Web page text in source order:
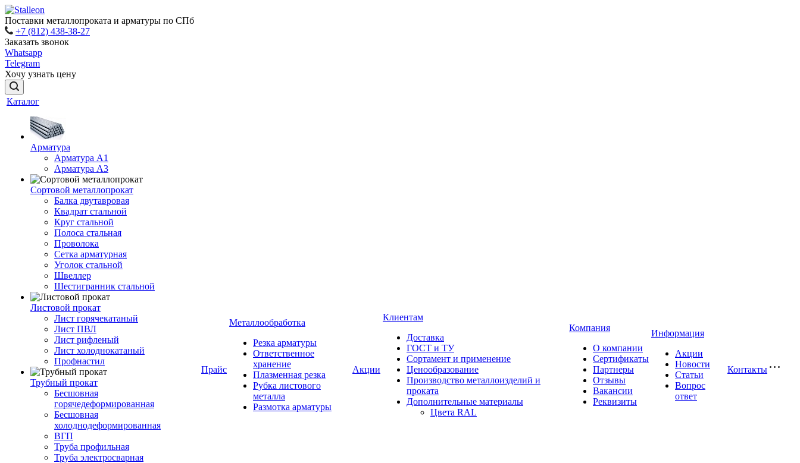
Поставки металлопроката и арматуры по СПб
+7 (812) 438-38-27
Заказать звонок
Whatsapp
Telegram
Хочу узнать цену
Каталог
Арматура
Арматура A1
Арматура А3
Сортовой металлопрокат
Балка двутавровая
Квадрат стальной
Круг стальной
Полоса стальная
Проволока
Сетка арматурная
Уголок стальной
Швеллер
Шестигранник стальной
Листовой прокат
Лист горячекатаный
Лист ПВЛ
Лист рифленый
Лист холоднокатаный
Профнастил
Трубный прокат
Бесшовная
горячедеформированная
Бесшовная
холоднодеформированная
ВГП
Труба профильная
Труба электросварная
Прайс
Металлообработка
Резка арматуры
Ответственное
хранение
Плазменная резка
Рубка листового
металла
Размотка арматуры
Акции
Клиентам
Доставка
ГОСТ и ТУ
Сортамент и применение
Ценообразование
Производство металлоизделий и
проката
Дополнительные материалы
Цвета RAL
Компания
О компании
Сертификаты
Партнеры
Отзывы
Вакансии
Реквизиты
Информация
Акции
Новости
Статьи
Вопрос
ответ
Контакты